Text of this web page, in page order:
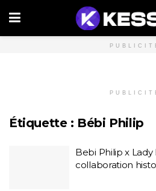
Étiquette : Bébi Philip
Bebi Philip x
collaboration